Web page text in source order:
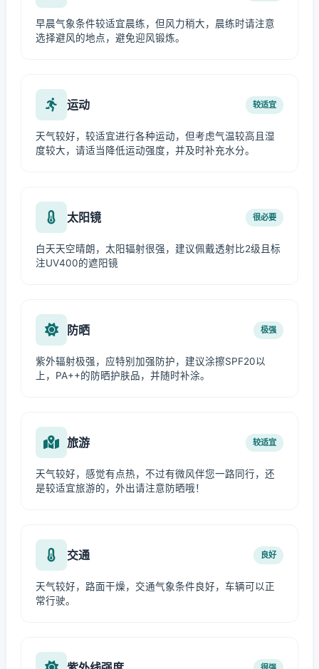
早晨气象条件较适宜晨练，但风力稍大，晨练时请注意
选择避风的地点，避免迎风锻炼。
运动 较适宜
天气较好，较适宜进行各种运动，但考虑气温较高且湿
度较大，请适当降低运动强度，并及时补充水分。
太阳镜 很必要
白天天空晴朗，太阳辐射很强，建议佩戴透射比2级且标
注UV400的遮阳镜
防晒 极强
紫外辐射极强，应特别加强防护，建议涂擦SPF20以
上，PA++的防晒护肤品，并随时补涂。
旅游 较适宜
天气较好，感觉有点热，不过有微风伴您一路同行，还
是较适宜旅游的，外出请注意防晒哦！
交通 良好
天气较好，路面干燥，交通气象条件良好，车辆可以正
常行驶。